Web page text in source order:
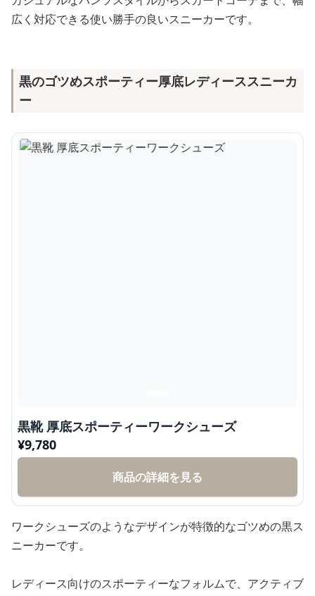
広く対応できる使い勝手の良いスニーカーです。
黒のゴツめスポーティー厚底レディーススニーカ
ー
黒靴 厚底スポーティーワークシューズ
¥9,780
商品の詳細を見る
ワークシューズのようなデザインが特徴的なゴツめの黒ス
ニーカーです。
レディース向けのスポーティーなフォルムで、アクティブ